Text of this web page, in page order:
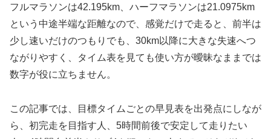
フルマラソンは42.195km、ハーフマラソンは21.0975km
という中途半端な距離なので、感覚だけで走ると、前半は
少し速いだけのつもりでも、30km以降に大きな失速へつ
ながりやすく、タイム表を見ても使い方が曖昧なままでは
数字が役に立ちません。
この記事では、目標タイムごとの早見表を出発点にしなが
ら、初完走を目指す人、5時間前後で安定して走りたい